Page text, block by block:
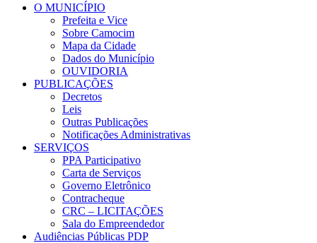
O MUNICÍPIO
Prefeita e Vice
Sobre Camocim
Mapa da Cidade
Dados do Município
OUVIDORIA
PUBLICAÇÕES
Decretos
Leis
Outras Publicações
Notificações Administrativas
SERVIÇOS
PPA Participativo
Carta de Serviços
Governo Eletrônico
Contracheque
CRC – LICITAÇÕES
Sala do Empreendedor
Audiências Públicas PDP